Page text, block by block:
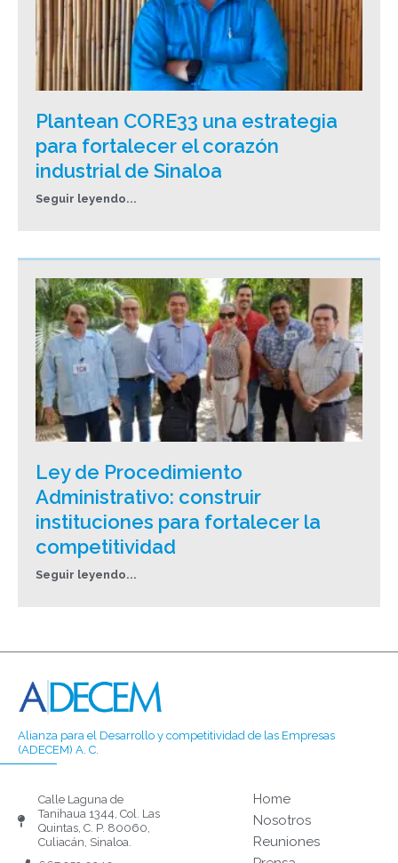
Plantean CORE33 una estrategia
para fortalecer el corazón
industrial de Sinaloa
Seguir leyendo...
Ley de Procedimiento
Administrativo: construir
instituciones para fortalecer la
competitividad
Seguir leyendo...
Alianza para el Desarrollo y competitividad de las Empresas
(ADECEM) A. C.
Calle Laguna de
Tanihaua 1344, Col. Las
Quintas, C. P. 80060,
Culiacán, Sinaloa.
Home
Nosotros
Reuniones